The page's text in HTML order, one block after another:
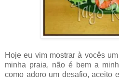
Hoje eu vim mostrar à vocês
minha praia, não é bem a
como adoro um desafio, aceito